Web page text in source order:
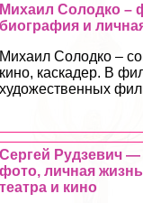
Михаил Солодко –
биография и
Михаил Солодко –
кино, каскадер. В
художественных
Сергeй Рудзевич
фото, личная
театра и кино